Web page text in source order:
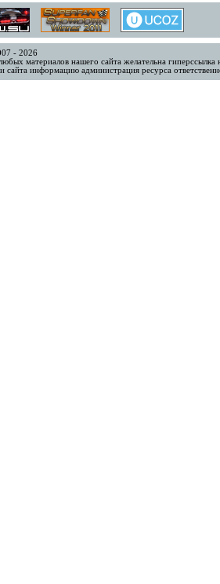
- 2026
материалов нашего сайта желательна
сайта информацию администрация ресурса